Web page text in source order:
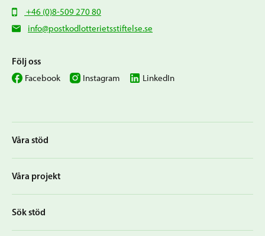
Våra stöd
Våra projekt
Sök stöd
+46 (0)8-509 270 80
info@postkodlotterietsstiftelse.se
Följ oss
Facebook Instagram LinkedIn